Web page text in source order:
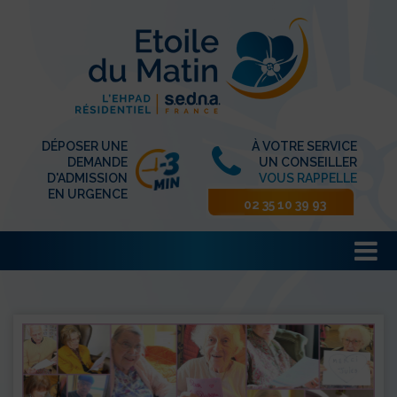
DÉPOSER UNE
DEMANDE
D'ADMISSION
EN URGENCE
À VOTRE SERVICE
UN CONSEILLER
VOUS RAPPELLE
02 35 10 39 93